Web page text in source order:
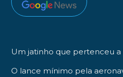
Um jatinho que pertenceu a
O lance mínimo pela